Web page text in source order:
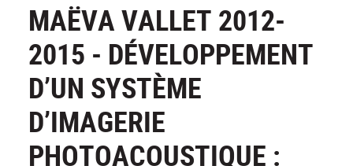
MAËVA VALLET 2012-
2015 - DÉVELOPPEMENT
D’UN SYSTÈME
D’IMAGERIE
PHOTOACOUSTIQUE :